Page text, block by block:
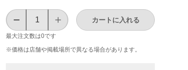
最大注文数は0です
カートに入れる
※価格は​店舗や​掲載場所で​異なる​場合が​あります。